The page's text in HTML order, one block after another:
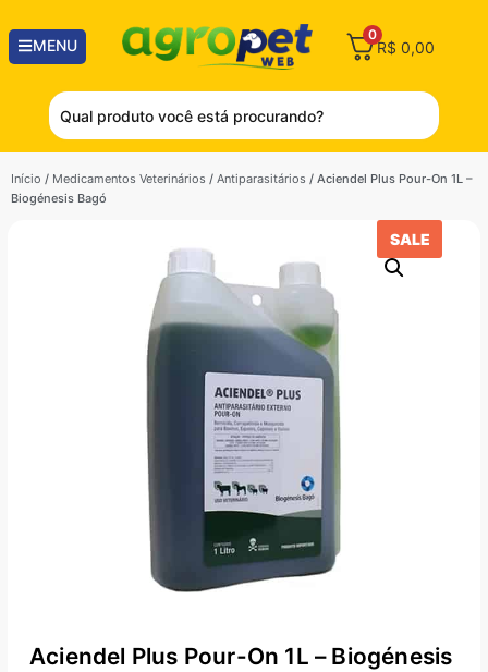
MENU
0
R$ 0,00
Início / Medicamentos Veterinários / Antiparasitários / Aciendel Plus Pour-On 1L –
Biogénesis Bagó
SALE
Aciendel Plus Pour-On 1L – Biogénesis